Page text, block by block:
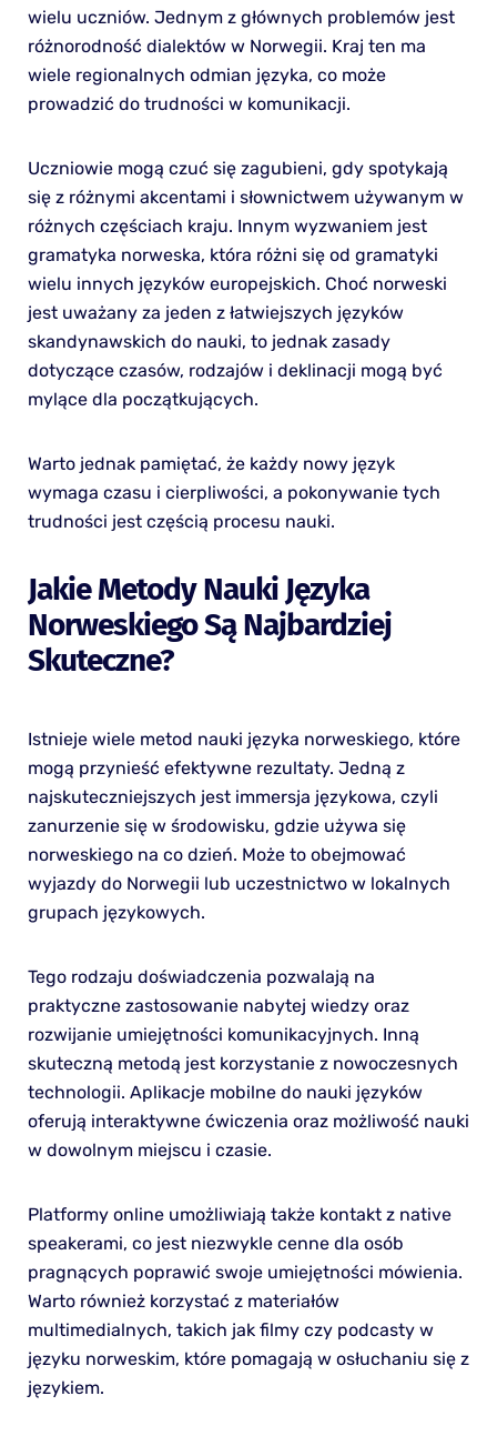
wielu uczniów. Jednym z głównych problemów jest
różnorodność dialektów w Norwegii. Kraj ten ma
wiele regionalnych odmian języka, co może
prowadzić do trudności w komunikacji.
Uczniowie mogą czuć się zagubieni, gdy spotykają
się z różnymi akcentami i słownictwem używanym w
różnych częściach kraju. Innym wyzwaniem jest
gramatyka norweska, która różni się od gramatyki
wielu innych języków europejskich. Choć norweski
jest uważany za jeden z łatwiejszych języków
skandynawskich do nauki, to jednak zasady
dotyczące czasów, rodzajów i deklinacji mogą być
mylące dla początkujących.
Warto jednak pamiętać, że każdy nowy język
wymaga czasu i cierpliwości, a pokonywanie tych
trudności jest częścią procesu nauki.
Jakie Metody Nauki Języka
Norweskiego Są Najbardziej
Skuteczne?
Istnieje wiele metod nauki języka norweskiego, które
mogą przynieść efektywne rezultaty. Jedną z
najskuteczniejszych jest immersja językowa, czyli
zanurzenie się w środowisku, gdzie używa się
norweskiego na co dzień. Może to obejmować
wyjazdy do Norwegii lub uczestnictwo w lokalnych
grupach językowych.
Tego rodzaju doświadczenia pozwalają na
praktyczne zastosowanie nabytej wiedzy oraz
rozwijanie umiejętności komunikacyjnych. Inną
skuteczną metodą jest korzystanie z nowoczesnych
technologii. Aplikacje mobilne do nauki języków
oferują interaktywne ćwiczenia oraz możliwość nauki
w dowolnym miejscu i czasie.
Platformy online umożliwiają także kontakt z native
speakerami, co jest niezwykle cenne dla osób
pragnących poprawić swoje umiejętności mówienia.
Warto również korzystać z materiałów
multimedialnych, takich jak filmy czy podcasty w
języku norweskim, które pomagają w osłuchaniu się z
językiem.